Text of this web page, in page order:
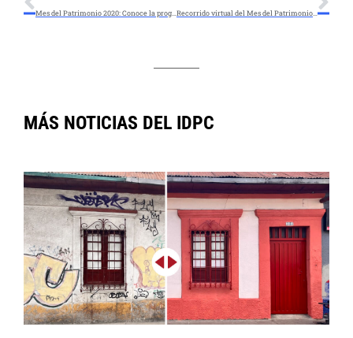
MÁS NOTICIAS DEL IDPC